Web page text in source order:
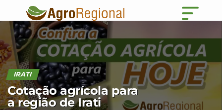
IRATI
Cotação agrícola para
a região de Irati